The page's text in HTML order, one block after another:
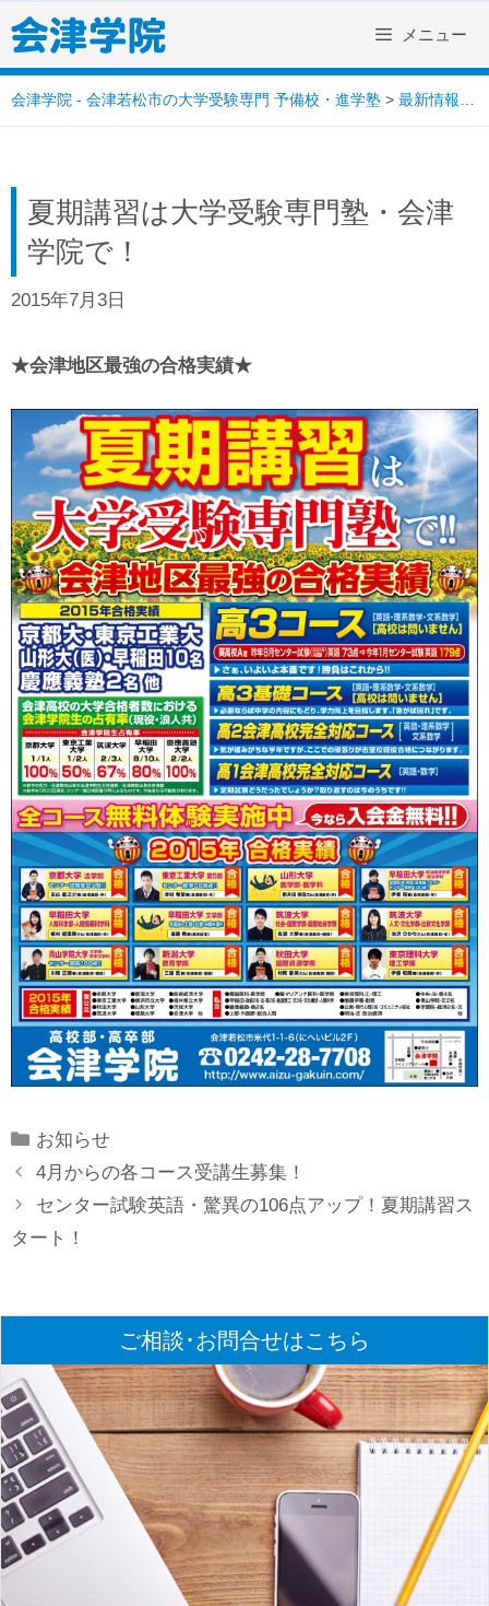
Skip
to
content
メニュー
会津学院 - 会津若松市の大学受験専門 予備校・進学塾 > 最新情報 >
夏期講習は大学受験専門塾・会津
学院で！
2015年7月3日
★会津地区最強の合格実績★
Categories
お知らせ
4月からの各コース受講生募集！
センター試験英語・驚異の106点アップ！夏期講習ス
タート！
ご相談･お問合せはこちら